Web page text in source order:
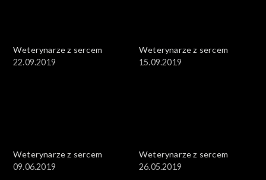
Weterynarze z sercem
22.09.2019
Weterynarze z sercem
15.09.2019
Weterynarze z sercem
09.06.2019
Weterynarze z sercem
26.05.2019